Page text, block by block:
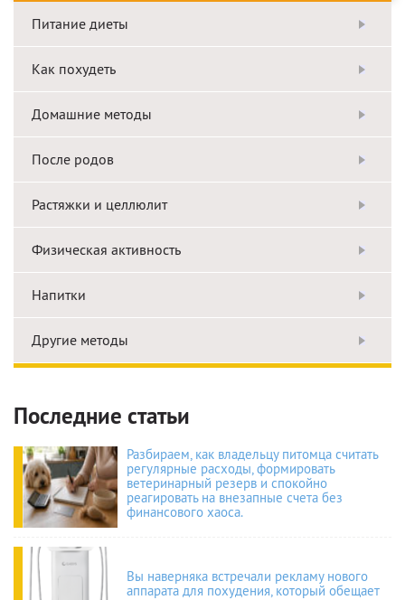
Питание диеты
Как похудеть
Домашние методы
После родов
Растяжки и целлюлит
Физическая активность
Напитки
Другие методы
Последние статьи
Разбираем, как владельцу питомца считать
регулярные расходы, формировать
ветеринарный резерв и спокойно
реагировать на внезапные счета без
финансового хаоса.
Вы наверняка встречали рекламу нового
аппарата для похудения, который обещает